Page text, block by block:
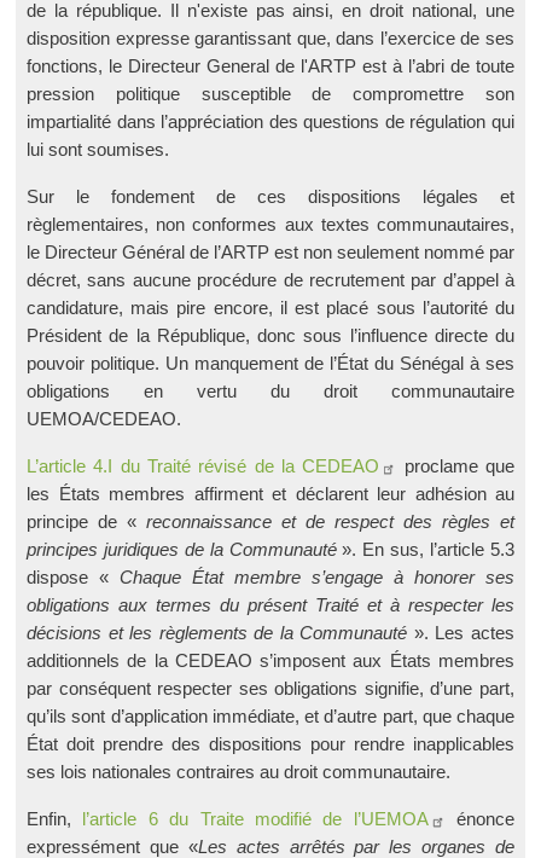
de la république. Il n'existe pas ainsi, en droit national, une
disposition expresse garantissant que, dans l’exercice de ses
fonctions, le Directeur General de l'ARTP est à l’abri de toute
pression politique susceptible de compromettre son
impartialité dans l’appréciation des questions de régulation qui
lui sont soumises.
Sur le fondement de ces dispositions légales et
règlementaires, non conformes aux textes communautaires,
le Directeur Général de l’ARTP est non seulement nommé par
décret, sans aucune procédure de recrutement par d’appel à
candidature, mais pire encore, il est placé sous l’autorité du
Président de la République, donc sous l’influence directe du
pouvoir politique. Un manquement de l’État du Sénégal à ses
obligations en vertu du droit communautaire
UEMOA/CEDEAO.
L’article 4.I du Traité révisé de la CEDEAO
proclame que
les États membres affirment et déclarent leur adhésion au
principe de « reconnaissance et de respect des règles et
principes juridiques de la Communauté». En sus, l’article 5.3
dispose « Chaque État membre s’engage à honorer ses
obligations aux termes du présent Traité et à respecter les
décisions et les règlements de la Communauté ». Les actes
additionnels de la CEDEAO s’imposent aux États membres
par conséquent respecter ses obligations signifie, d’une part,
qu’ils sont d’application immédiate, et d’autre part, que chaque
État doit prendre des dispositions pour rendre inapplicables
ses lois nationales contraires au droit communautaire.
Enfin, l’article 6 du Traite modifié de l’UEMOA
énonce
expressément que «­Les actes arrêtés par les organes de